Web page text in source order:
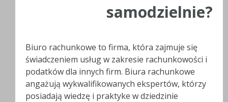
samodzielnie?
Biuro rachunkowe to firma, która zajmuje się
świadczeniem usług w zakresie rachunkowości i
podatków dla innych firm. Biura rachunkowe
angażują wykwalifikowanych ekspertów, którzy
posiadają wiedzę i praktyke w dziedzinie